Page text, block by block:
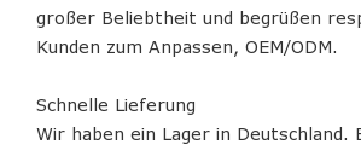
großer Beliebtheit und begrüßen
Kunden zum Anpassen, OEM/ODM.
Schnelle Lieferung
Wir haben ein Lager in Deutschland.